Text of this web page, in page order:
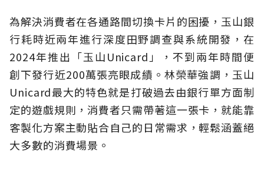
為解決消費者在各通路間切換卡片的困擾，玉山銀
行耗時近兩年進行深度田野調查與系統開發，在
2024年推出「玉山Unicard」，不到兩年時間便
創下發行近200萬張亮眼成績。林榮華強調，玉山
Unicard最大的特色就是打破過去由銀行單方面制
定的遊戲規則，消費者只需帶著這一張卡，就能靠
客製化方案主動貼合自己的日常需求，輕鬆涵蓋絕
大多數的消費場景。